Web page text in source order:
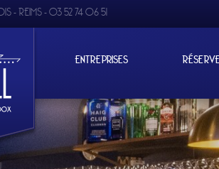
- REIMS - 03 52 74 06 51
ENTREPRISES